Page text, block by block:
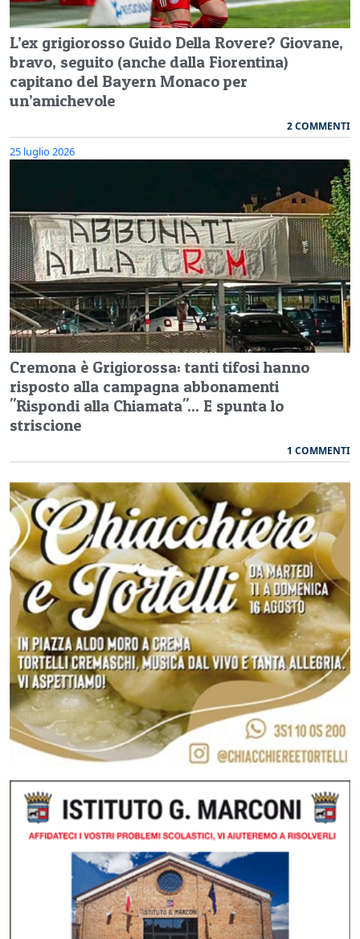
L’ex grigiorosso Guido Della Rovere? Giovane,
bravo, seguito (anche dalla Fiorentina)
capitano del Bayern Monaco per
un’amichevole
2 COMMENTI
25 luglio 2026
Cremona è Grigiorossa: tanti tifosi hanno
risposto alla campagna abbonamenti
"Rispondi alla Chiamata"... E spunta lo
striscione
1 COMMENTI